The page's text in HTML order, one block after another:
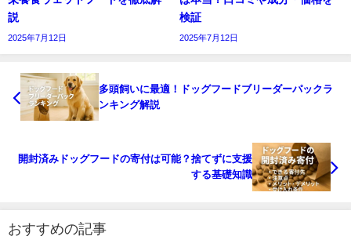
説
2025年7月12日
検証
2025年7月12日
多頭飼いに最適！ドッグフードブリーダーパックラ
ンキング解説
開封済みドッグフードの寄付は可能？捨てずに支援
する基礎知識
おすすめの記事